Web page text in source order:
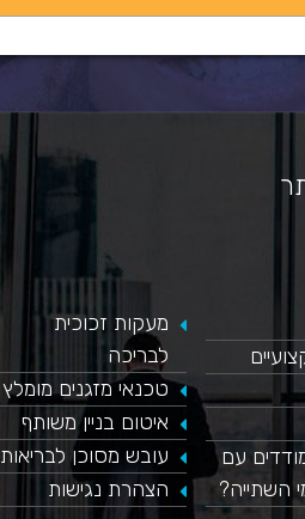
למעבר לפייסבוק לחץ כאן
עם
השתייה?
​מעקות זכוכית
לבריכה
טכנאי מזגנים מומלץ
איטום בניין משותף
עובש מסוכן לבריאות
הצהרת נגישות